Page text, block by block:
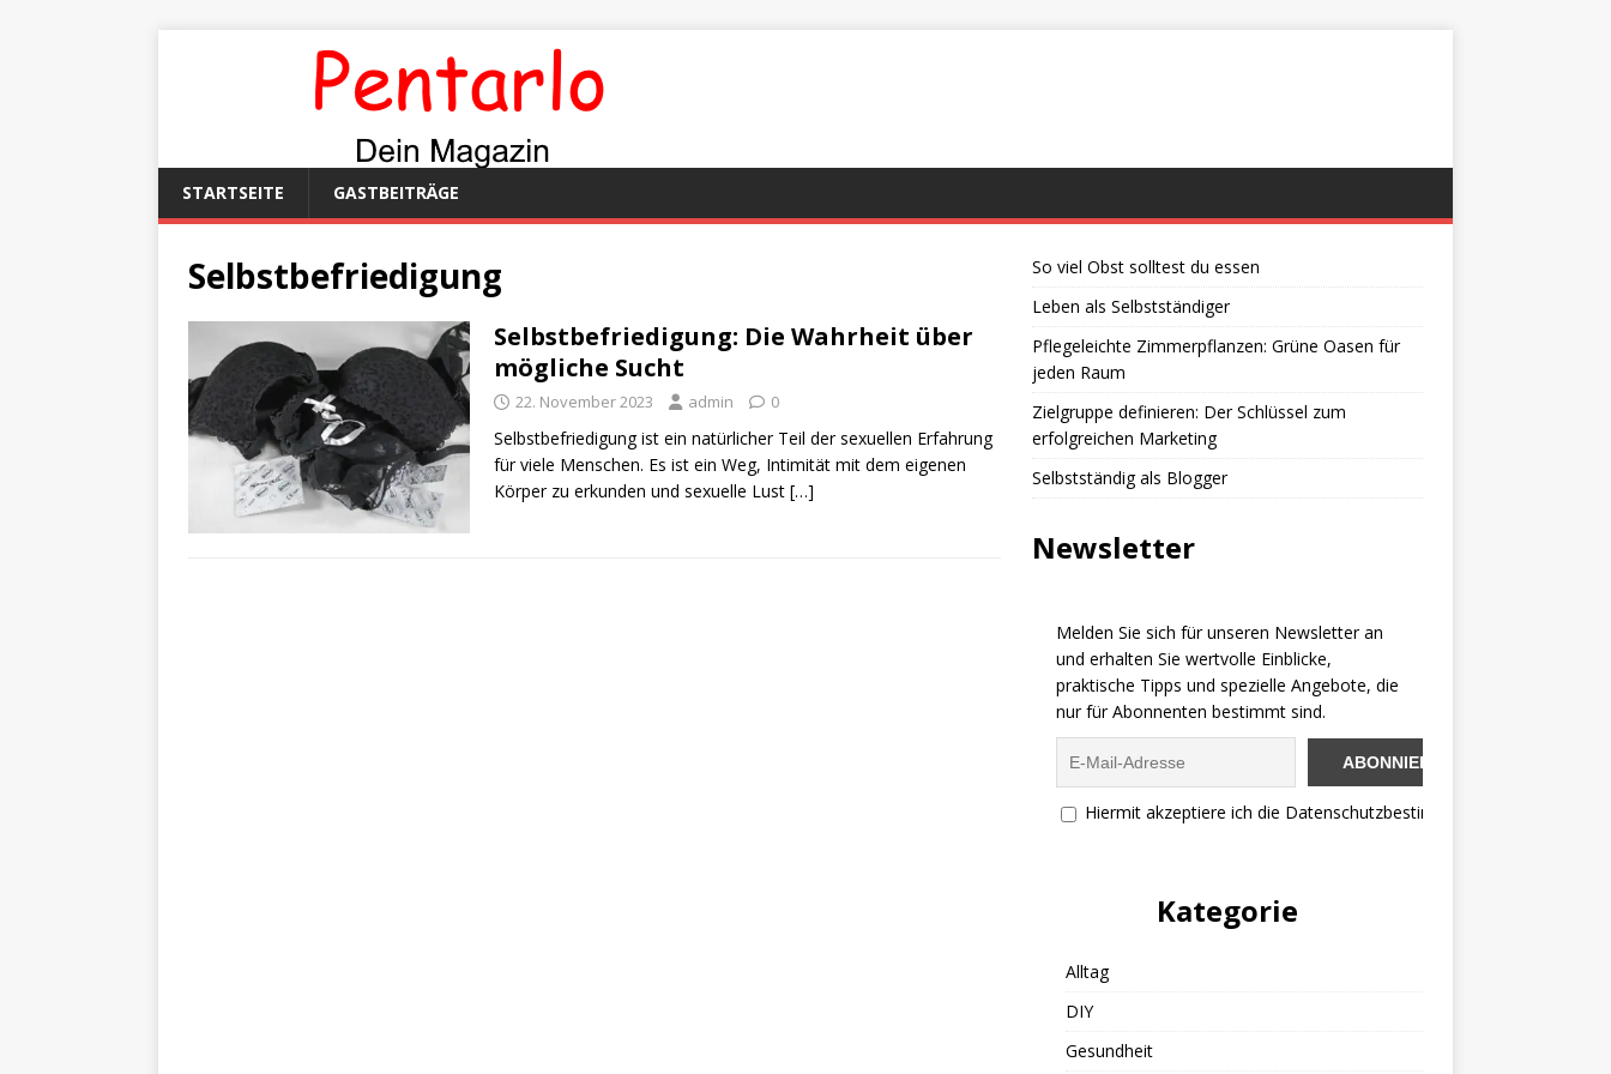
STARTSEITE GASTBEITRÄGE
Selbstbefriedigung
Selbstbefriedigung: Die Wahrheit über
mögliche Sucht
22. November 2023 admin 0
Selbstbefriedigung ist ein natürlicher Teil der sexuellen Erfahrung
für viele Menschen. Es ist ein Weg, Intimität mit dem eigenen
Körper zu erkunden und sexuelle Lust […]
So viel Obst solltest du essen
Leben als Selbstständiger
Pflegeleichte Zimmerpflanzen: Grüne Oasen für
jeden Raum
Zielgruppe definieren: Der Schlüssel zum
erfolgreichen Marketing
Selbstständig als Blogger
Newsletter
Melden Sie sich für unseren Newsletter an
und erhalten Sie wertvolle Einblicke,
praktische Tipps und spezielle Angebote, die
nur für Abonnenten bestimmt sind.
Hiermit akzeptiere ich die Datenschutzbestimmungen
Kategorie
Alltag
DIY
Gesundheit